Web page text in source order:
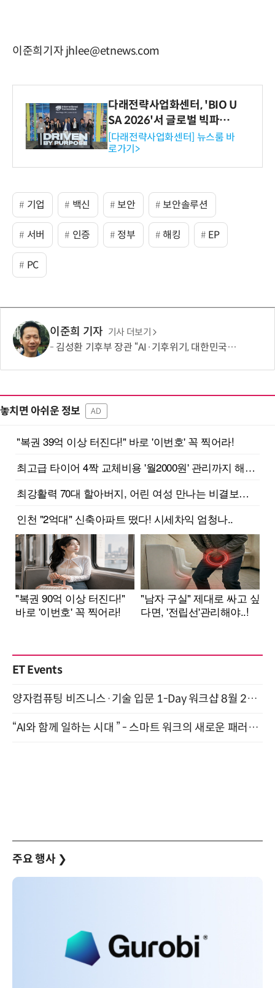
이준희기자 jhlee@etnews.com
다래전략사업화센터, 'BIO U
SA 2026'서 글로벌 빅파마
와의 비즈니스 미팅 지원…K
-바이오 해외 진출 교두보 확
보
[다래전략사업화센터] 뉴스룸 바
로가기>
기업 백신 보안 보안솔루션
서버 인증 정부 해킹 EP
PC
이준희 기자 기사 더보기
김성환 기후부 장관 “AI·기후위기, 대한민국이 함께 해결할 첫 국가 될 것”
놓치면 아쉬운 정보 AD
ET Events
양자컴퓨팅 비즈니스·기술 입문 1-Day 워크샵 8월 28일 개최
“AI와 함께 일하는 시대 ” - 스마트 워크의 새로운 패러다임 (9/11)
주요 행사 ❯